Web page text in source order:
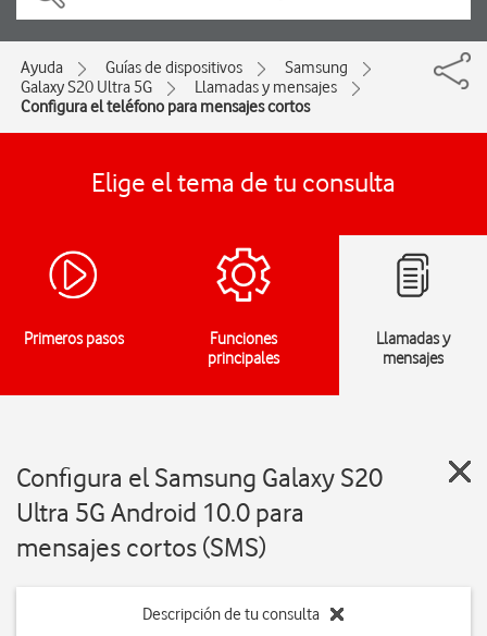
Ayuda Guías de dispositivos
Samsung
Galaxy S20 Ultra 5G
Llamadas y mensajes
Configura el teléfono para mensajes cortos
Elige el tema de tu consulta
Primeros pasos
Funciones
principales
Llamadas y
mensajes
Configura el Samsung Galaxy S20
Ultra 5G Android 10.0 para
mensajes cortos (SMS)
Descripción de tu consulta